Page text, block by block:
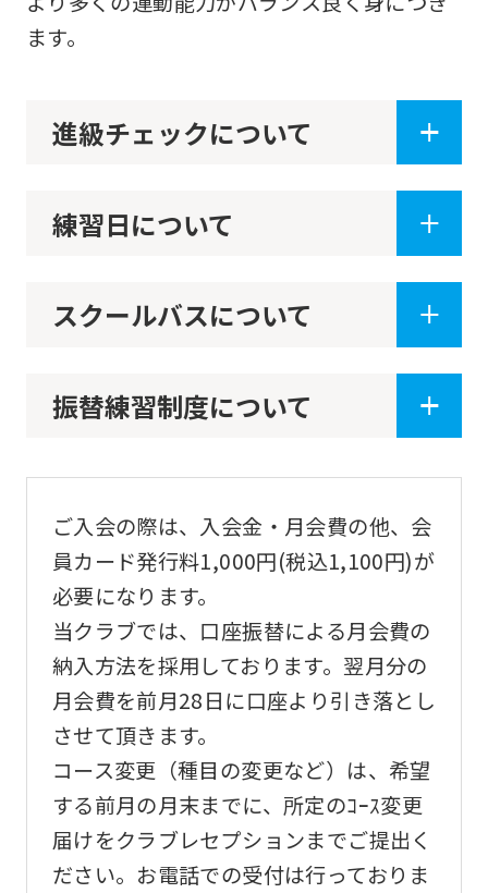
ます。
進級チェックについて
練習日について
スクールバスについて
振替練習制度について
ご入会の際は、入会金・月会費の他、会
員カード発行料1,000円(税込1,100円)が
必要になります。
当クラブでは、口座振替による月会費の
納入方法を採用しております。翌月分の
月会費を前月28日に口座より引き落とし
させて頂きます。
コース変更（種目の変更など）は、希望
する前月の月末までに、所定のｺｰｽ変更
届けをクラブレセプションまでご提出く
ださい。お電話での受付は行っておりま
top
use
translation
the
Japanese
version
this
website
will
translated
mechanically,
so
it